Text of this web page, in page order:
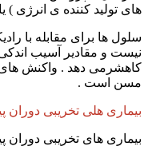
های تولید کننده ی انرژی )
سلول ها برای مقابله با
نیست و مقادیر آسیب
کاهشرمی دهد . واکنش
مسن است .
بیماری هلی تخریبی دوران
بیماری های تخریبی دوران پیری ،